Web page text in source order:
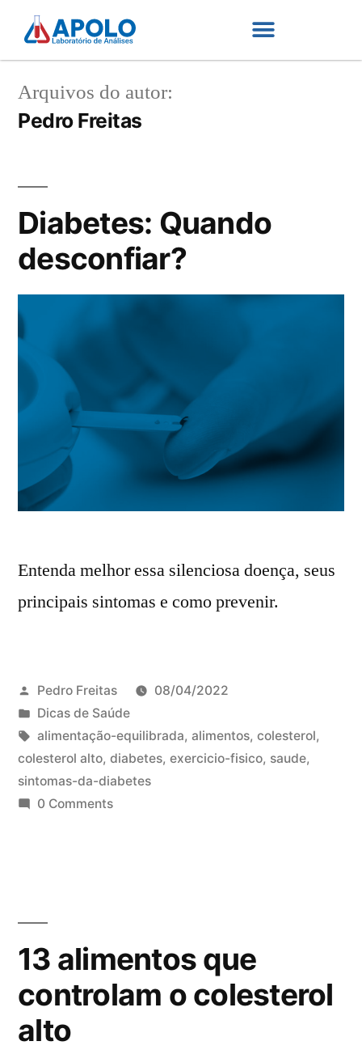
Arquivos do autor:
Pedro Freitas
Diabetes: Quando
desconfiar?
Entenda melhor essa silenciosa doença, seus
principais sintomas e como prevenir.
Pedro Freitas
08/04/2022
Dicas de Saúde
alimentação-equilibrada, alimentos, colesterol,
colesterol alto, diabetes, exercicio-fisico, saude,
sintomas-da-diabetes
0 Comments
13 alimentos que
controlam o colesterol
alto